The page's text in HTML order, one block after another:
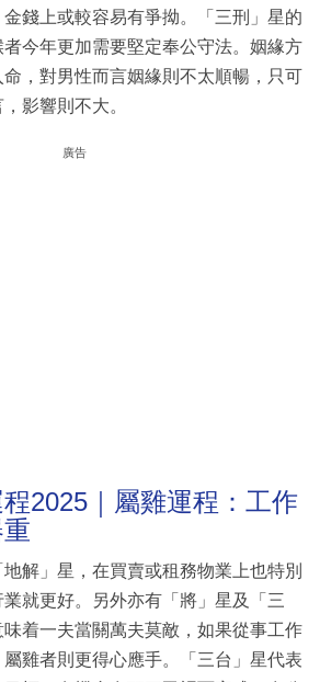
錢上或較容易有爭拗。「三刑」星的
今年更加需要堅定奉公守法。姻緣方
，對男性而言姻緣則不太順暢，只可
影響則不大。
廣告
2025｜屬雞運程：工作
解」星，在買賣或租務物業上也特別
就更好。另外亦有「將」星及「三
着一夫當關萬夫莫敵，如果從事工作
雞者則更得心應手。「三台」星代表